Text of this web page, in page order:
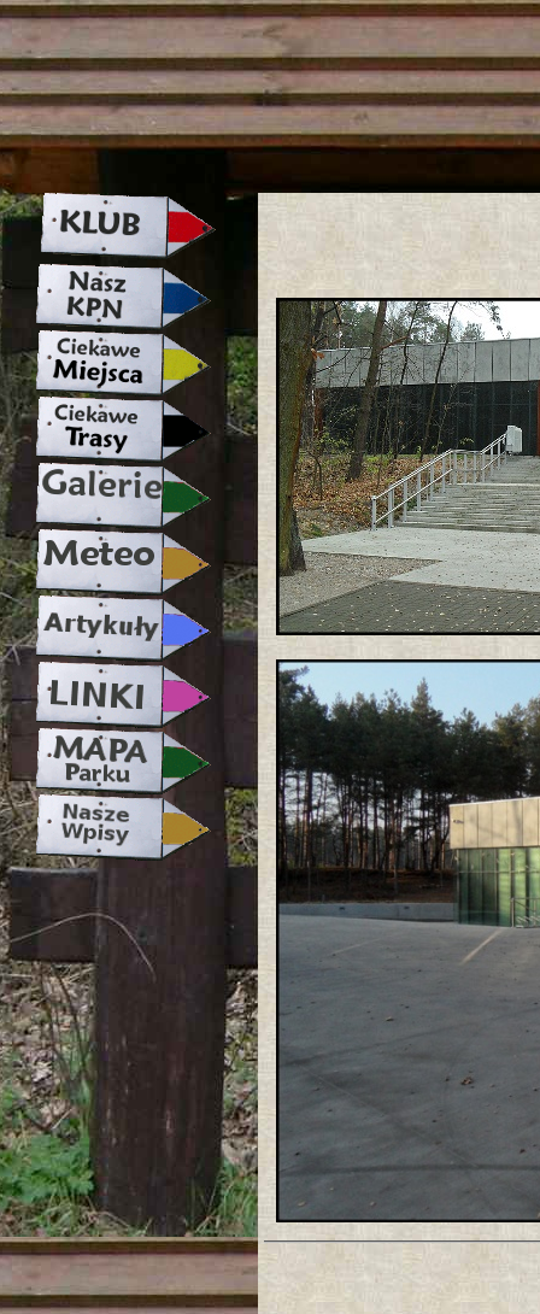
strona w naprawie zapraszamy